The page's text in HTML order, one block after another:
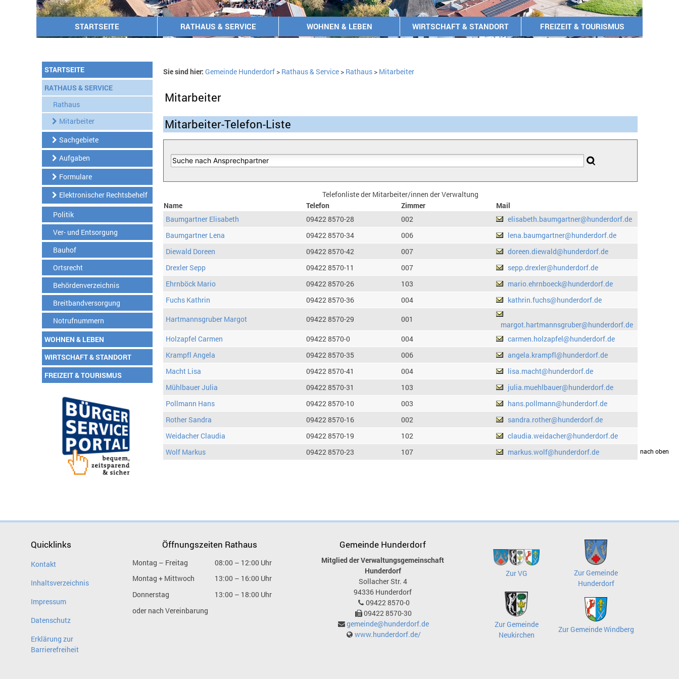
STARTSEITE RATHAUS & SERVICE WOHNEN & LEBEN WIRTSCHAFT & STANDORT FREIZEIT & TOURISMUS
STARTSEITE
RATHAUS & SERVICE
Rathaus
Mitarbeiter
Sachgebiete
Aufgaben
Formulare
Elektronischer Rechtsbehelf
Politik
Ver- und Entsorgung
Bauhof
Ortsrecht
Behördenverzeichnis
Breitbandversorgung
Notrufnummern
WOHNEN & LEBEN
WIRTSCHAFT & STANDORT
FREIZEIT & TOURISMUS
Sie sind hier: Gemeinde Hunderdorf> Rathaus & Service> Rathaus> Mitarbeiter
Mitarbeiter
Mitarbeiter-Telefon-Liste
Telefonliste der Mitarbeiter/innen der Verwaltung
Name
Telefon Zimmer
Mail
Baumgartner Elisabeth
09422 8570-28 002
elisabeth.baumgartner@hunderdorf.de
Baumgartner Lena
09422 8570-34 006
lena.baumgartner@hunderdorf.de
Diewald Doreen
09422 8570-42 007
doreen.diewald@hunderdorf.de
Drexler Sepp
09422 8570-11 007
sepp.drexler@hunderdorf.de
Ehrnböck Mario
09422 8570-26 103
mario.ehrnboeck@hunderdorf.de
Fuchs Kathrin
09422 8570-36 004
kathrin.fuchs@hunderdorf.de
Hartmannsgruber Margot
09422 8570-29 001
margot.hartmannsgruber@hunderdorf.de
Holzapfel Carmen
09422 8570-0 004
carmen.holzapfel@hunderdorf.de
Krampfl Angela
09422 8570-35 006
angela.krampfl@hunderdorf.de
Macht Lisa
09422 8570-41 004
lisa.macht@hunderdorf.de
Mühlbauer Julia
09422 8570-31 103
julia.muehlbauer@hunderdorf.de
Pollmann Hans
09422 8570-10 003
hans.pollmann@hunderdorf.de
Rother Sandra
09422 8570-16 002
sandra.rother@hunderdorf.de
Weidacher Claudia
09422 8570-19 102
claudia.weidacher@hunderdorf.de
Wolf Markus
09422 8570-23 107 markus.wolf@hunderdorf.dedrucken nach oben
Quicklinks
Kontakt
Inhaltsverzeichnis
Impressum
Datenschutz
Erklärung zur
Barrierefreiheit
Öffnungszeiten Rathaus
Montag – Freitag
08:00 – 12:00 Uhr
Montag + Mittwoch
13:00 – 16:00 Uhr
Donnerstag
13:00 – 18:00 Uhr
oder nach Vereinbarung
Gemeinde Hunderdorf
Mitglied der Verwaltungsgemeinschaft
Hunderdorf
Sollacher Str. 4
94336 Hunderdorf
09422 8570-0
09422 8570-30
gemeinde@hunderdorf.de
www.hunderdorf.de/
Zur VG
Zur Gemeinde
Hunderdorf
Zur Gemeinde
Neukirchen
Zur Gemeinde Windberg